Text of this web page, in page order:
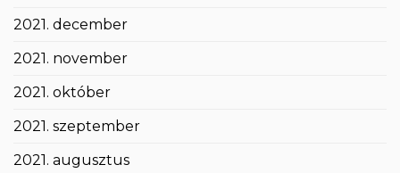
2021. december
2021. november
2021. október
2021. szeptember
2021. augusztus